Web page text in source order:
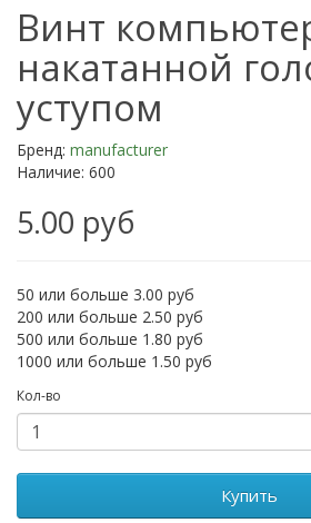
Bинт
накатанной
уступом
Бренд: manufacturer
Наличие: 600
5.00 руб
50 или больше 3.00 руб
200 или больше 2.50 руб
500 или больше 1.80 руб
1000 или больше 1.50 руб
Кол-во
Купить